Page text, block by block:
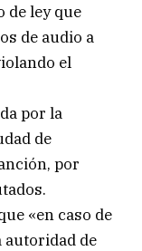
de ley que
de audio a
el
por la
de
por
«en caso de
autoridad de